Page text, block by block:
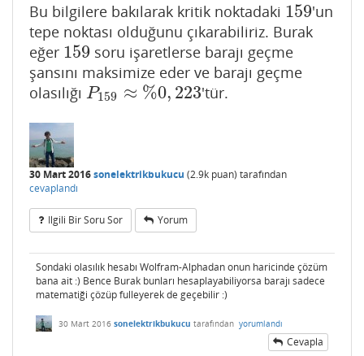
Bu bilgilere bakılarak kritik noktadaki 159
159'un
tepe noktası olduğunu çıkarabiliriz. Burak
eğer 159
159 soru işaretlerse barajı geçme
şansını maksimize eder ve barajı geçme
olasılığı P159 ≈ %0, 223
P159 ≈% 0,223 'tür.
30 Mart 2016sonelektrikbukucu (2.9k puan) tarafından
cevaplandı
Ilgili Bir Soru Sor Yorum
Sondaki olasılık hesabı Wolfram-Alphadan onun haricinde çözüm
bana ait :) Bence Burak bunları hesaplayabiliyorsa barajı sadece
matematiği çözüp fulleyerek de geçebilir :)
30 Mart 2016 sonelektrikbukucu tarafından yorumlandı
Cevapla